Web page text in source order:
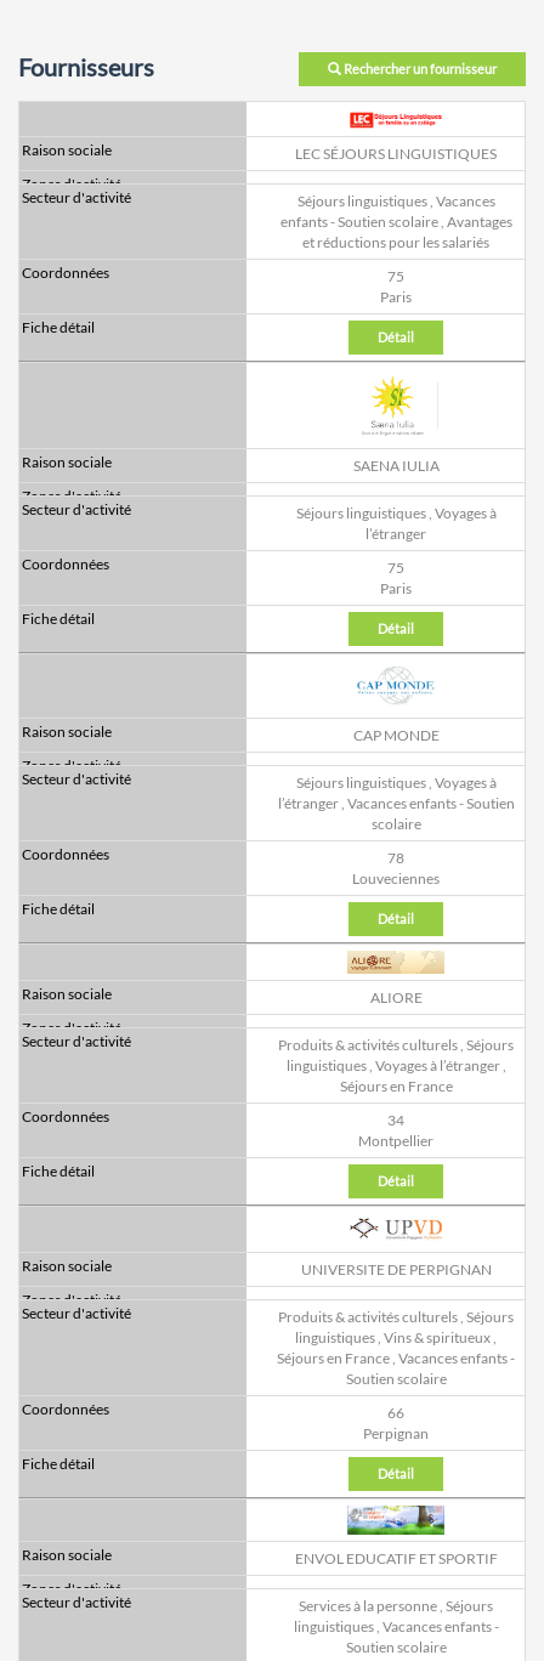
Rechercher un fournisseur
Fournisseurs
LEC SÉJOURS LINGUISTIQUES
Séjours linguistiques, Vacances
enfants - Soutien scolaire, Avantages
et réductions pour les salariés
75
Paris
Détail
SAENA IULIA
Séjours linguistiques, Voyages à
l’étranger
75
Paris
Détail
CAP MONDE
Séjours linguistiques, Voyages à
l’étranger, Vacances enfants - Soutien
scolaire
78
Louveciennes
Détail
ALIORE
Produits & activités culturels, Séjours
linguistiques, Voyages à l’étranger,
Séjours en France
34
Montpellier
Détail
UNIVERSITE DE PERPIGNAN
Produits & activités culturels Séjours
linguistiques Vins & spiritueux
Séjours en France Vacances enfants -
Soutien scolaire
66
Perpignan
Détail
ENVOL EDUCATIF ET SPORTIF
Services à la personne, Séjours
linguistiques, Vacances enfants -
Soutien scolaire